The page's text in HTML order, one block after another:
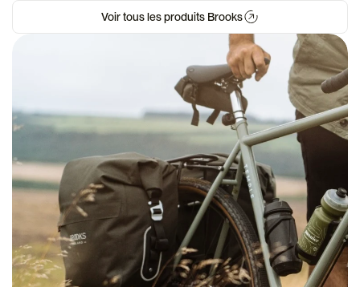
Voir tous les produits Brooks